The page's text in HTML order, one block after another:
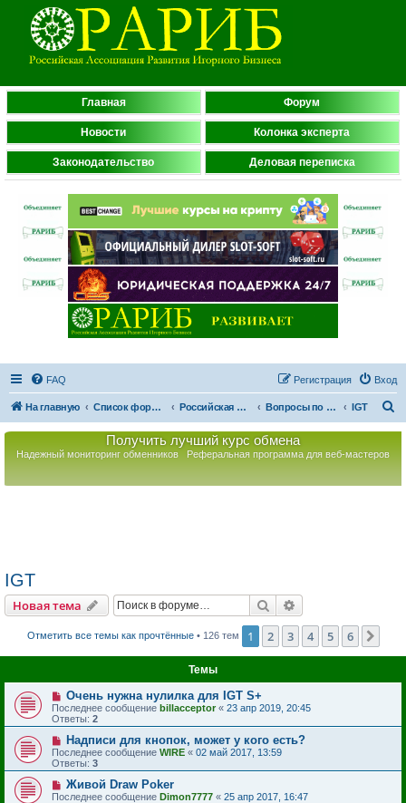
Главная Форум
Новости Колонка эксперта
Законодательство Деловая переписка
FAQ Вход
Регистрация
На главную Список форумов Российская Ассоциация Развития Игорного Бизнеса Вопросы по игорному оборудованию IGT
Получить лучший курс обмена
Надежный мониторинг обменников Реферальная программа для веб-мастеров
IGT
Новая тема Поиск
Отметить все темы как прочтённые• 126 тем 1 2 3 4 5 6
Темы
Очень нужна нулилка для IGT S+
Последнее сообщение billacceptor« 23 апр 2019, 20:45
Ответы: 2
Надписи для кнопок, может у кого есть?
Последнее сообщение WIRE « 02 май 2017, 13:59
Ответы: 3
Живой Draw Poker
Последнее сообщение Dimon7777 « 25 апр 2017, 16:47